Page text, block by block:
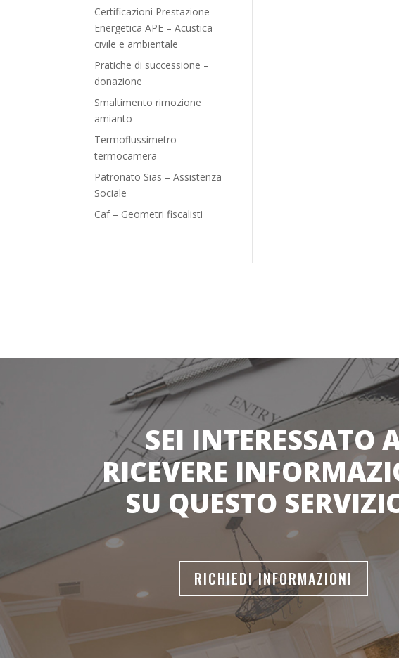
Certificazioni Prestazione
Energetica APE – Acustica
civile e ambientale
Pratiche di successione –
donazione
Smaltimento rimozione
amianto
Termoflussimetro –
termocamera
Patronato Sias – Assistenza
Sociale
Caf – Geometri fiscalisti
SEI INTERESSATO
RICEVERE
SU QUESTO
RICHIEDI INFORMAZIONI